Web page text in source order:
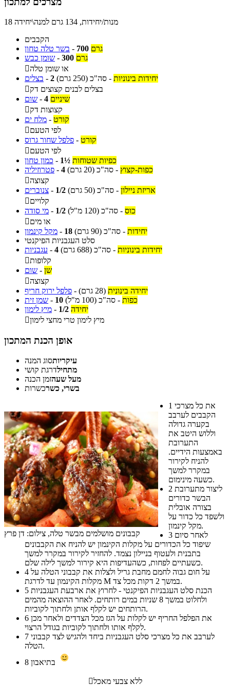
18 מנות/יחידות, 134 גרם למנה\יחידה
הקבבים
בשר טלה טחון - 700 גרם
שומן כבש - 300 גרם
או שומן טלה
בצלים - 2 יחידות בינוניות - סה"כ (250 גרם)
בצלים לבנים קצוצים דק
שום - 4 שיניים
קצוצות דק
מלח ים - קורט
לפי הטעם
פלפל שחור גרוס - קורט
לפי הטעם
כמון טחון - 1½ כפיות שטוחות
פטרוזיליה - 4 כפות-קצוץ - סה"כ (20 גרם)
קצוצה
צנוברים - 1/2 אריזת ניילון - סה"כ (50 גרם)
קלויים
מי סודה - 1/2 כוס - סה"כ (120 מ"ל)
או מים
מקל קינמון - 18 יחידות - סה"כ (90 גרם)
סלט העגבניות הפיקנטי
עגבניות - 4 יחידות בינוניות - סה"כ (688 גרם)
קלופות
שום - שן
קצוצה
פלפל ירוק חריף - יחידה בינונית (28 גרם)
שמן זית - 10 כפות - סה"כ (100 מ"ל)
מיץ לימון - 1/2 יחידה
מיץ לימון טרי מחצי לימון
אופן הכנת המתכון
עיקריותסוג המנה
מתחילדרגת קושי
מעל שעהזמן הכנה
בשרי, כשרכשרות
קבבונים מושלמים מבשר טלה, צילום: דן פרץ
1
הקבבים לערבב
בקערה גדולה
וללוש היטב את
התערובת
באמצעות הידיים.
להניח לקירור
במקרר למשך
כשעה מינימום.
2
הבשר כדורים
בצורה אובלית
ולשפד כל כדור על
מקל קינמון.
3
שיפוד כל הכדורים על מקלות הקינמון יש להניח את הקבבונים
בתבנית ולעטוף בניילון נצמד. להחזיר לקירור במקרר למשך
כשעתיים לפחות, כשהעדיפות היא קירור למשך לילה שלם.
4
מקלות הקינמון עד לדרגת M במשך 2 דקות מכל צד.
5
ולחלוט במשך 8 שניות במים רותחים. לאחר ההוצאה מהמים
הרותחים יש לקלף אותן ולחתוך לקוביות.
6
לקלף אותו ולחתוך לקוביות בגודל הרצוי.
7
הטלה.
8
ללא צבעי מאכל